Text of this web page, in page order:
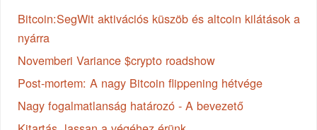
Bitcoin:SegWit aktivációs küszöb és altcoin kilátások a
nyárra
Novemberi Variance $crypto roadshow
Post-mortem: A nagy Bitcoin flippening hétvége
Nagy fogalmatlanság határozó - A bevezető